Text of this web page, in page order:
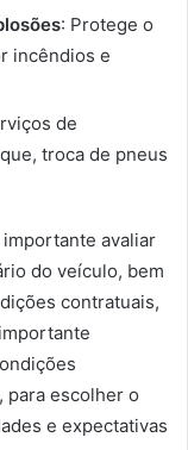
: Protege o
incêndios e
de
troca de pneus
avaliar
do veículo, bem
contratuais,
escolher o
e expectativas